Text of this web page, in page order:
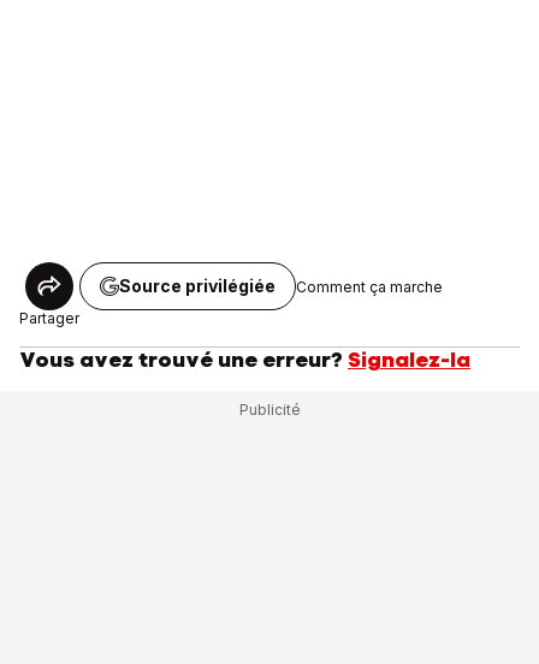
Partager
Source privilégiée Comment ça marche
Vous avez trouvé une erreur? Signalez-la